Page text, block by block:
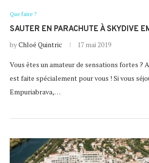
Que faire ?
SAUTER EN PARACHUTE À SKYDIVE
byChloé Quintric 17 mai 2019
Vous êtes un amateur de sensations fortes ?
est faite spécialement pour vous ! Si vous
Empuriabrava,…